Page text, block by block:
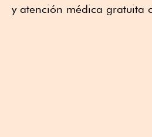
y atención médica gratuita